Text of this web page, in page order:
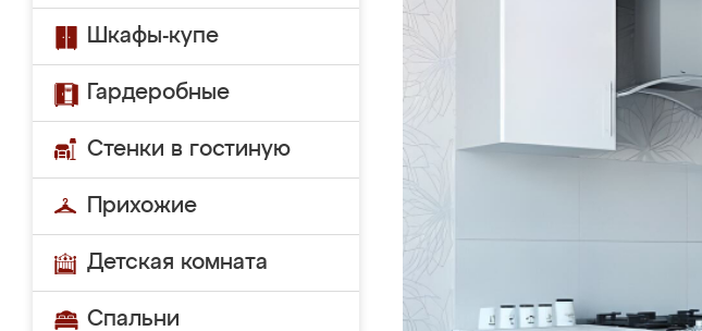
Шкафы-купе
Гардеробные
Стенки в гостиную
Прихожие
Детская комната
Спальни